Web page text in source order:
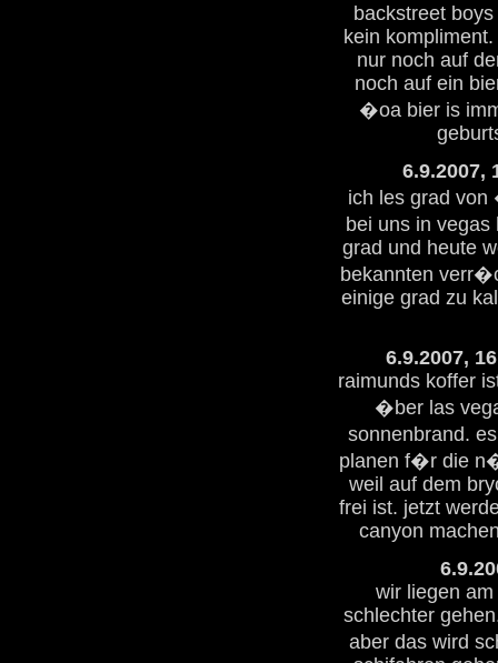
backstreet
kein
nur noch auf
noch auf ein
�oa bier is
6.9.2007,
ich les grad von
bei uns in
grad und heute
bekannten
einige grad zu
6.9.2007,
raimunds koffer
�ber las
sonnenbrand.
planen f�r die
weil auf dem
frei ist. jetzt
canyon
wir liegen
schlechter
aber das wird